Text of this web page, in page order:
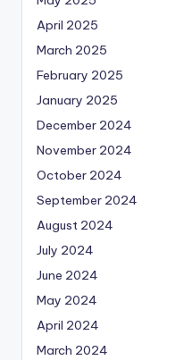
April 2025
March 2025
February 2025
January 2025
December 2024
November 2024
October 2024
September 2024
August 2024
July 2024
June 2024
May 2024
April 2024
March 2024